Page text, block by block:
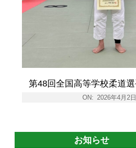
第48回全国高等学校柔道
ON: 2026年4月2日
お知らせ